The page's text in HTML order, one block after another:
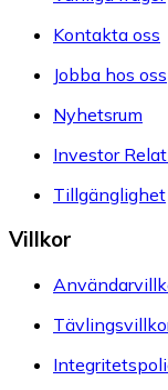
Kontakta oss
Jobba hos oss
Nyhetsrum
Investor
Tillgänglighet
Villkor